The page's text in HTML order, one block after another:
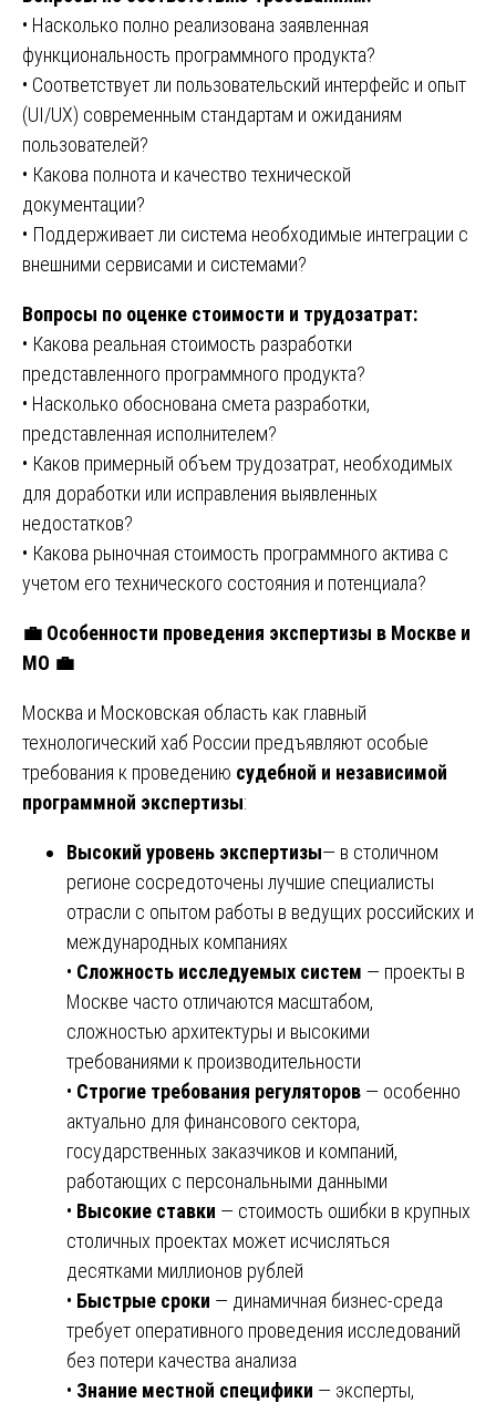
• Насколько полно реализована заявленная
функциональность программного продукта?
• Соответствует ли пользовательский интерфейс и опыт
(UI/UX) современным стандартам и ожиданиям
пользователей?
• Какова полнота и качество технической
документации?
• Поддерживает ли система необходимые интеграции с
внешними сервисами и системами?
Вопросы по оценке стоимости и трудозатрат:
• Какова реальная стоимость разработки
представленного программного продукта?
• Насколько обоснована смета разработки,
представленная исполнителем?
• Каков примерный объем трудозатрат, необходимых
для доработки или исправления выявленных
недостатков?
• Какова рыночная стоимость программного актива с
учетом его технического состояния и потенциала?
💼 Особенности проведения экспертизы в Москве и
МО 💼
Москва и Московская область как главный
технологический хаб России предъявляют особые
требования к проведению судебной и независимой
программной экспертизы:
Высокий уровень экспертизы— в столичном
регионе сосредоточены лучшие специалисты
отрасли с опытом работы в ведущих российских и
международных компаниях
• Сложность исследуемых систем — проекты в
Москве часто отличаются масштабом,
сложностью архитектуры и высокими
требованиями к производительности
• Строгие требования регуляторов — особенно
актуально для финансового сектора,
государственных заказчиков и компаний,
работающих с персональными данными
• Высокие ставки — стоимость ошибки в крупных
столичных проектах может исчисляться
десятками миллионов рублей
• Быстрые сроки — динамичная бизнес-среда
требует оперативного проведения исследований
без потери качества анализа
• Знание местной специфики — эксперты,